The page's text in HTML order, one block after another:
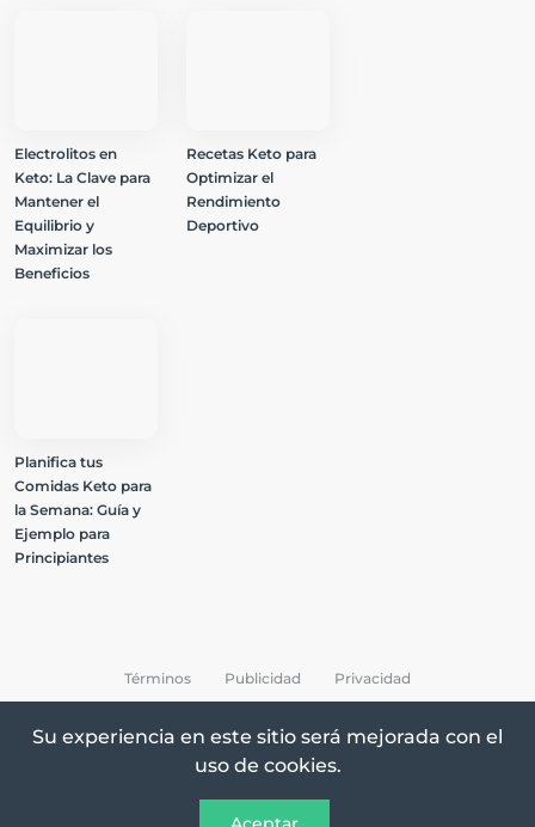
Electrolitos en
Keto: La Clave para
Mantener el
Equilibrio y
Maximizar los
Beneficios
Recetas Keto para
Optimizar el
Rendimiento
Deportivo
Planifica tus
Comidas Keto para
la Semana: Guía y
Ejemplo para
Principiantes
All Rights Reserved © 2026 Keto Recetas
Términos Publicidad Privacidad
Su experiencia en este sitio será mejorada con el
uso de cookies.